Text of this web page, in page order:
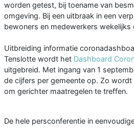
worden getest, bij toename van
omgeving. Bij een uitbraak in een
bewoners en medewerkers wekelijks
Uitbreiding informatie
Tenslotte wordt het Dashboard
uitgebreid. Met ingang van 1
de cijfers per gemeente op. Zo
om gerichter maatregelen te treffen.
De hele persconferentie in